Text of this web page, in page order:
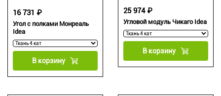
Угол с полками Монреаль
Idea
16 731 ₽
В корзину
Угловой модуль Чикаго Idea
25 974 ₽
В корзину